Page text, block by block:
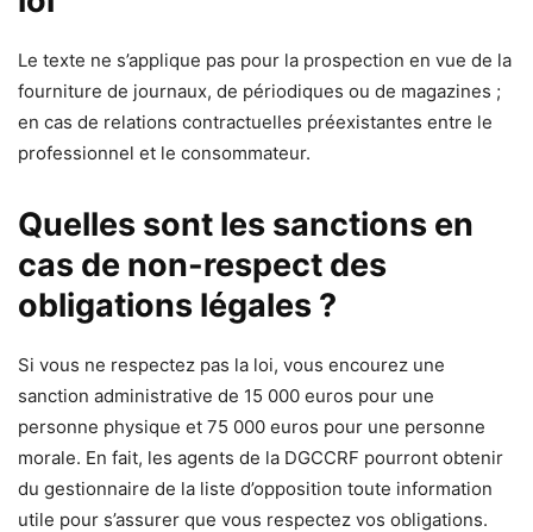
Le texte ne s’applique pas pour la prospection en vue de la
fourniture de journaux, de périodiques ou de magazines ;
en cas de relations contractuelles préexistantes entre le
professionnel et le consommateur.
Quelles sont les sanctions en
cas de non-respect des
obligations légales ?
Si vous ne respectez pas la loi, vous encourez une
sanction administrative de 15 000 euros pour une
personne physique et 75 000 euros pour une personne
morale. En fait, les agents de la DGCCRF pourront obtenir
du gestionnaire de la liste d’opposition toute information
utile pour s’assurer que vous respectez vos obligations.